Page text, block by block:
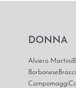
DONNA
Alviero Martini
Borbonese
Campomaggi